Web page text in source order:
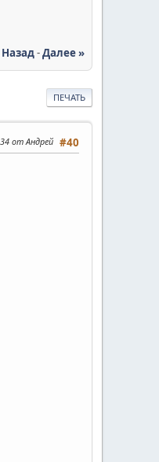
Назад-Далее »
ПЕЧАТЬ
#40
от Андрей